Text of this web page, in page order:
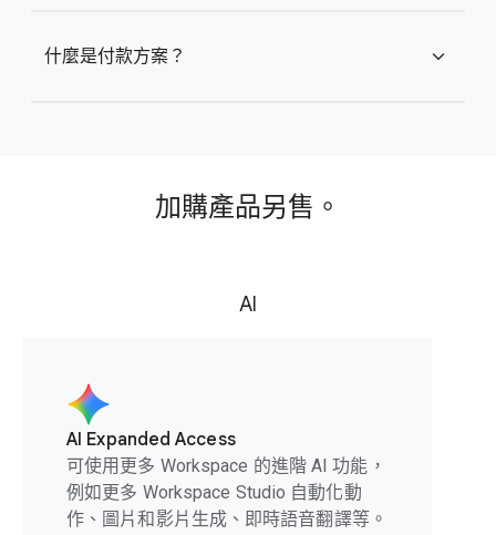
什麼是付款方案？ expand_more
加購產品另售。
AI
AI Expanded Access
可使用更多 Workspace 的進階 AI 功能，
例如更多 Workspace Studio 自動化動
作、圖片和影片生成、即時語音翻譯等。